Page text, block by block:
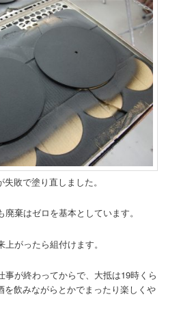
敗で塗り直しました。
棄はゼロを基本としています。
がったら組付けます。
事が終わってからで、大抵は19時くら
を飲みながらとかでまったり楽しくや